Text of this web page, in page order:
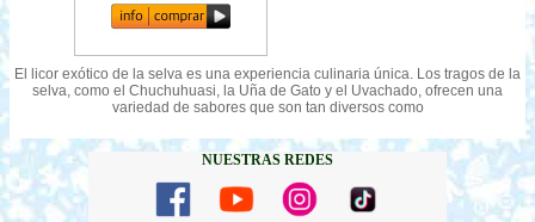
El licor exótico de la selva es una experiencia culinaria única. Los tragos de la
selva, como el Chuchuhuasi, la Uña de Gato y el Uvachado, ofrecen una
variedad de sabores que son tan diversos como
NUESTRAS REDES